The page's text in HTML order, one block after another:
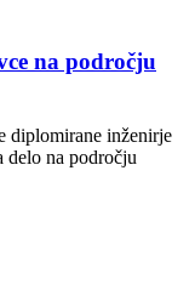
na področju
diplomirane inženirje
na področju